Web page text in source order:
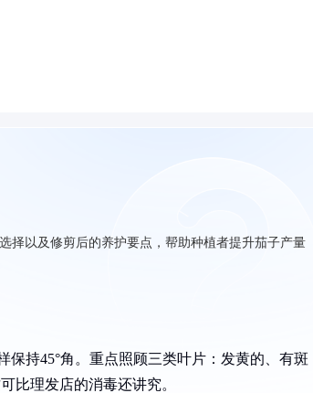
择以及修剪后的养护要点，帮助种植者提升茄子产量
持45°角。重点照顾三类叶片：发黄的、有斑
比理发店的消毒还讲究。